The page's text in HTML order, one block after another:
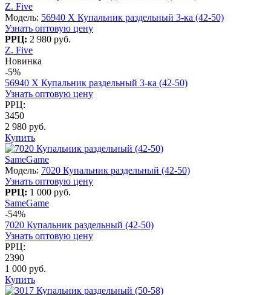
Z. Five
Модель: 56940 X Купальник раздельный 3-ка (42-50)
Узнать оптовую цену
РРЦ: 2 980 руб.
Z. Five
Новинка
-5%
56940 X Купальник раздельный 3-ка (42-50)
Узнать оптовую цену
РРЦ:
3450
2 980 руб.
Купить
SameGame
Модель: 7020 Купальник раздельный (42-50)
Узнать оптовую цену
РРЦ: 1 000 руб.
SameGame
-54%
7020 Купальник раздельный (42-50)
Узнать оптовую цену
РРЦ:
2390
1 000 руб.
Купить